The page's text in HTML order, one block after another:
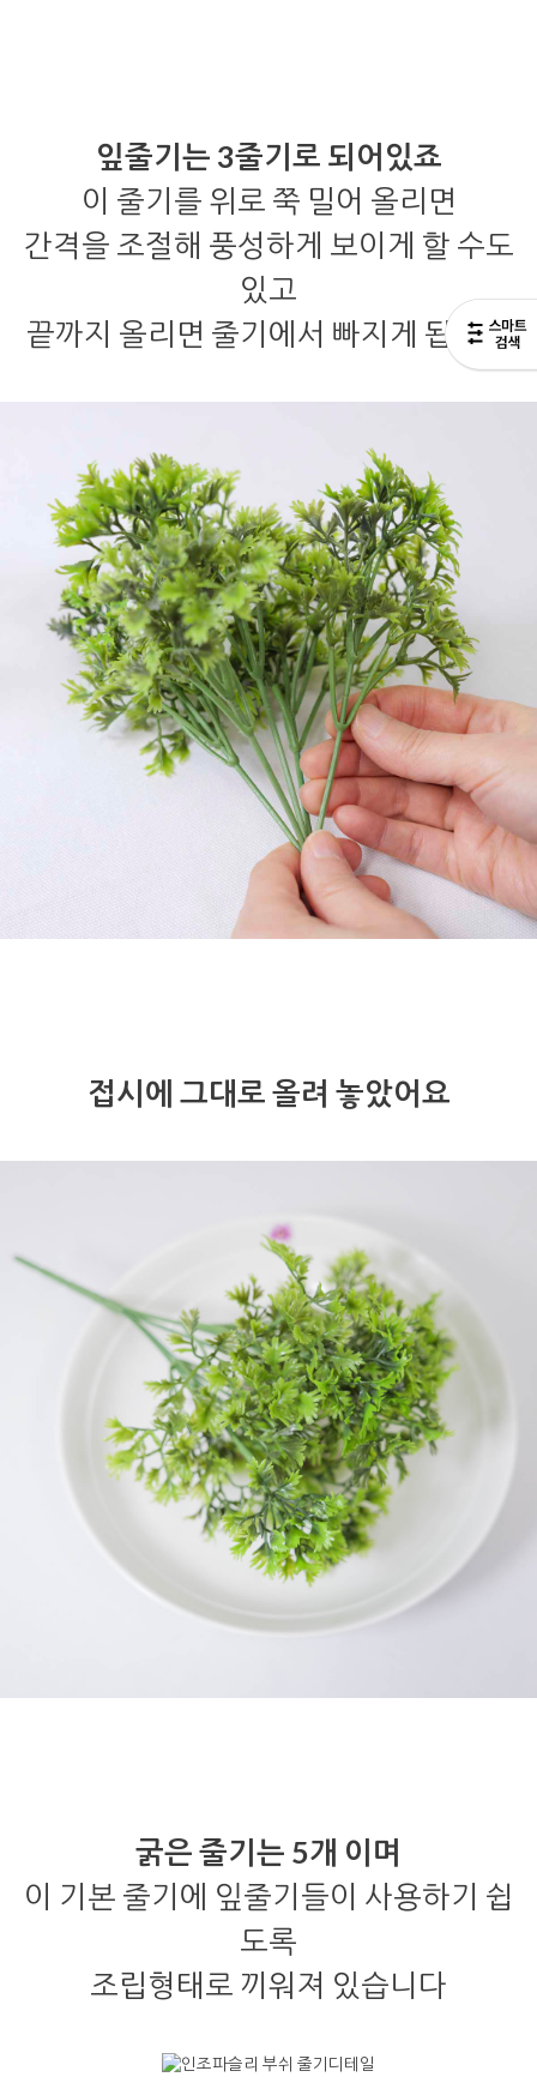
잎줄기는 3줄기로 되어있죠
이 줄기를 위로 쭉 밀어 올리면
간격을 조절해 풍성하게 보이게 할 수도
있고
끝까지 올리면 줄기에서 빠지게 됩니다
접시에 그대로 올려 놓았어요
굵은 줄기는 5개 이며
이 기본 줄기에 잎줄기들이 사용하기 쉽
도록
조립형태로 끼워져 있습니다